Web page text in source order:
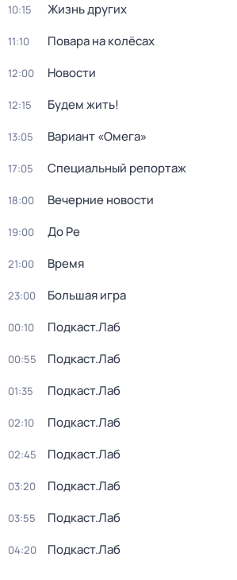
10:15 Жизнь других
11:10 Повара на колёсах
12:00 Новости
12:15 Будем жить!
13:05 Вариант «Омега»
17:05 Специальный репортаж
18:00 Вечерние новости
19:00 До Ре
21:00 Время
23:00 Большая игра
00:10 Подкаст.Лаб
00:55 Подкаст.Лаб
01:35 Подкаст.Лаб
02:10 Подкаст.Лаб
02:45 Подкаст.Лаб
03:20 Подкаст.Лаб
03:55 Подкаст.Лаб
04:20 Подкаст.Лаб